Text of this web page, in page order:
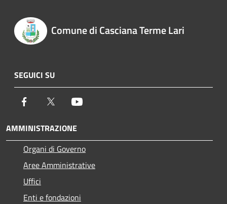
Comune di Casciana Terme Lari
SEGUICI SU
Facebook Twitter
AMMINISTRAZIONE
Organi di Governo
Aree Amministrative
Uffici
Enti e fondazioni